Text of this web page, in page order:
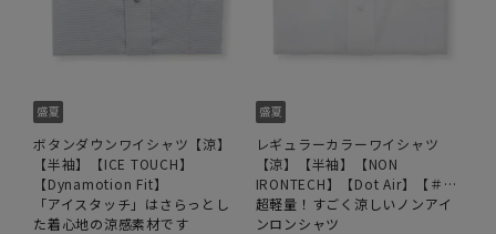
ボタンダウンワイシャツ【涼】
【半袖】【ICE TOUCH】
【Dynamotion Fit】
「アイスタッチ」はさらっとし
た着心地の涼感素材です
レギュラーカラーワイシャツ
【涼】【半袖】【NON
IRONTECH】【Dot Air】【＃す
ご】
超軽量！すごく涼しいノンアイ
ンロンシャツ